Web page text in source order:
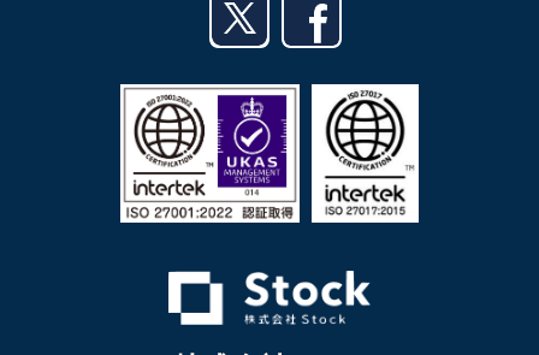
プライバシーポリシー
Androidタブレットアプリ